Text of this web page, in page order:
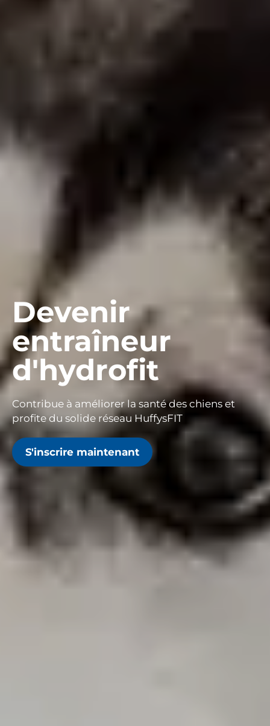
Devenir
entraîneur
d'hydrofit
Contribue à améliorer la santé des chiens et
profite du solide réseau HuffysFIT
S'inscrire maintenant